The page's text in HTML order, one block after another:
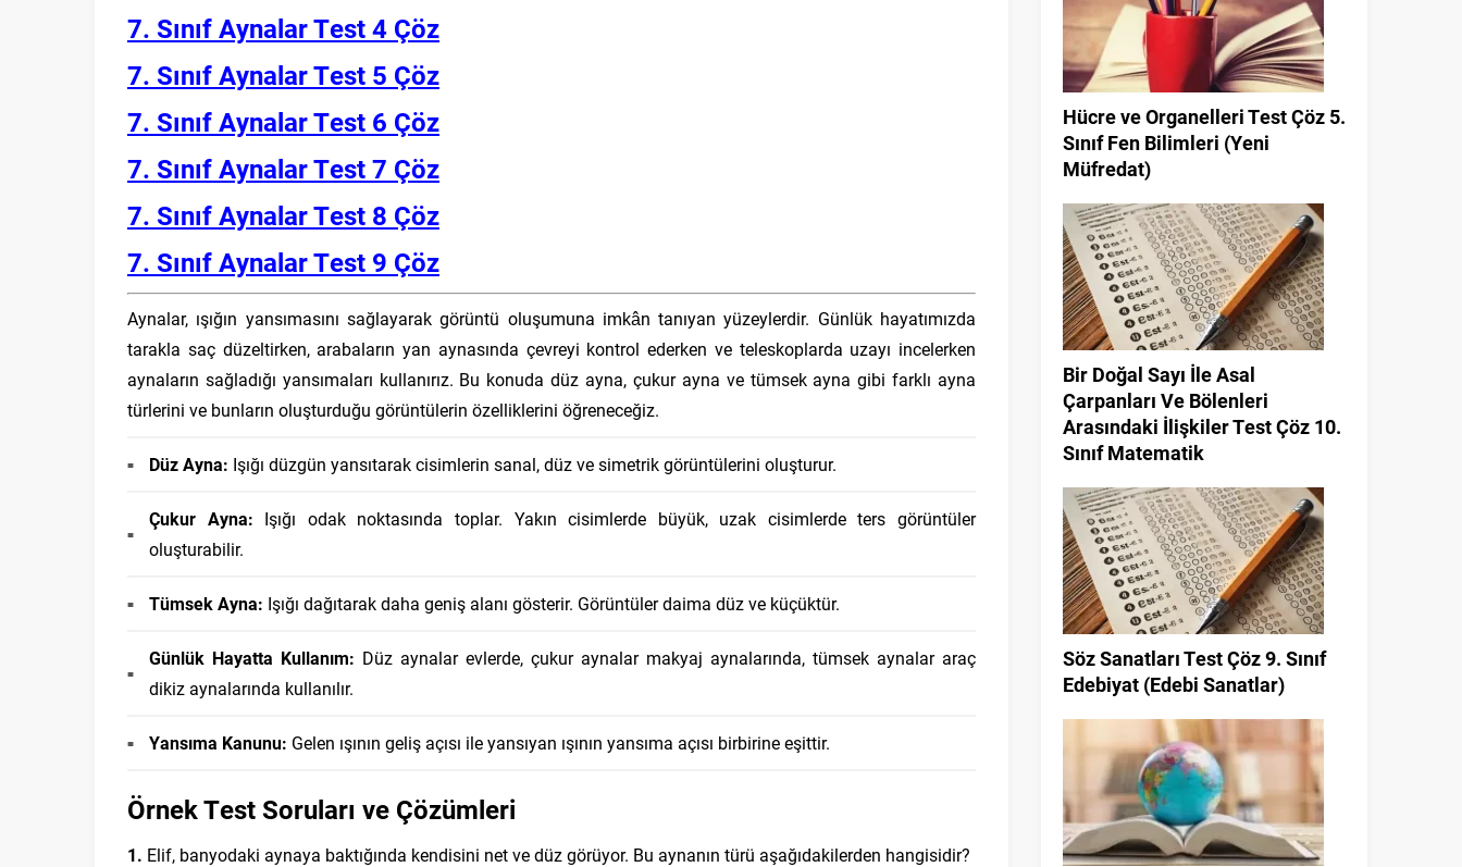
7. Sınıf Aynalar Test 4 Çöz
7. Sınıf Aynalar Test 5 Çöz
7. Sınıf Aynalar Test 6 Çöz
7. Sınıf Aynalar Test 7 Çöz
7. Sınıf Aynalar Test 8 Çöz
7. Sınıf Aynalar Test 9 Çöz
Aynalar, ışığın yansımasını sağlayarak görüntü oluşumuna imkân tanıyan yüzeylerdir. Günlük hayatımızda
tarakla saç düzeltirken, arabaların yan aynasında çevreyi kontrol ederken ve teleskoplarda uzayı incelerken
aynaların sağladığı yansımaları kullanırız. Bu konuda düz ayna, çukur ayna ve tümsek ayna gibi farklı ayna
türlerini ve bunların oluşturduğu görüntülerin özelliklerini öğreneceğiz.
Düz Ayna: Işığı düzgün yansıtarak cisimlerin sanal, düz ve simetrik görüntülerini oluşturur.
Çukur Ayna: Işığı odak noktasında toplar. Yakın cisimlerde büyük, uzak cisimlerde ters görüntüler
oluşturabilir.
Tümsek Ayna: Işığı dağıtarak daha geniş alanı gösterir. Görüntüler daima düz ve küçüktür.
Günlük Hayatta Kullanım: Düz aynalar evlerde, çukur aynalar makyaj aynalarında, tümsek aynalar araç
dikiz aynalarında kullanılır.
Yansıma Kanunu: Gelen ışının geliş açısı ile yansıyan ışının yansıma açısı birbirine eşittir.
Örnek Test Soruları ve Çözümleri
1. Elif, banyodaki aynaya baktığında kendisini net ve düz görüyor. Bu aynanın türü aşağıdakilerden hangisidir?
Hücre ve Organelleri Test Çöz 5.
Sınıf Fen Bilimleri (Yeni
Müfredat)
Bir Doğal Sayı İle Asal
Çarpanları Ve Bölenleri
Arasındaki İlişkiler Test Çöz 10.
Sınıf Matematik
Söz Sanatları Test Çöz 9. Sınıf
Edebiyat (Edebi Sanatlar)